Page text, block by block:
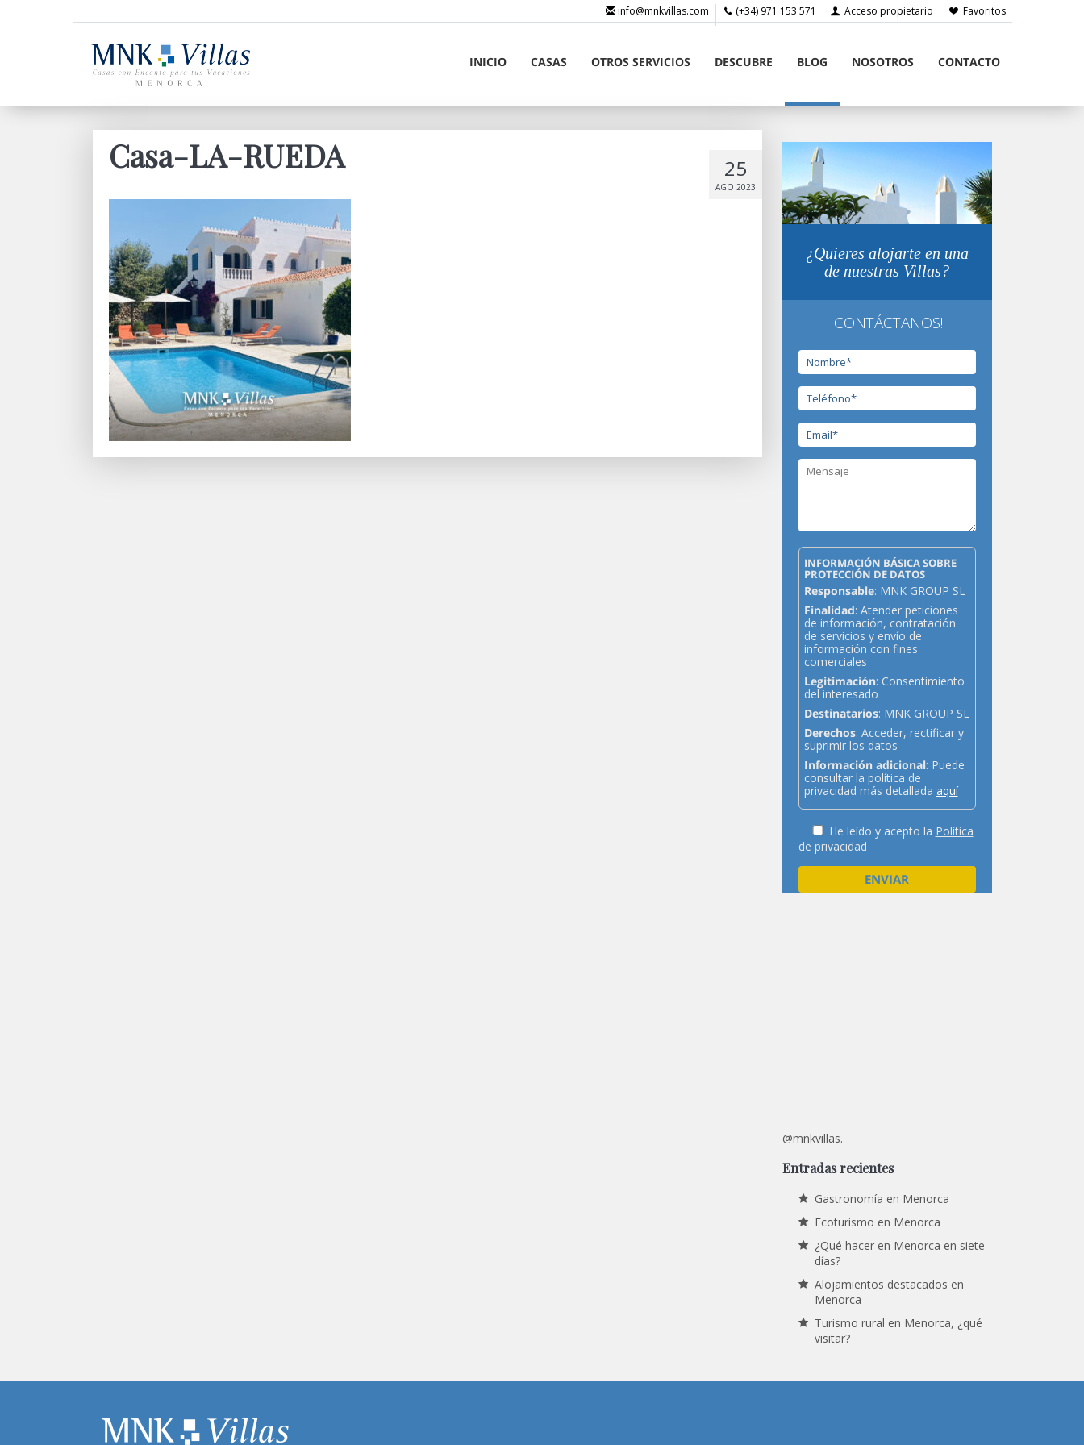
Favoritos
Acceso propietario
(+34) 971 153 571
info@mnkvillas.com
INICIO CASAS OTROS SERVICIOS DESCUBRE BLOG NOSOTROS CONTACTO
25
AGO 2023
Casa-LA-RUEDA
¿Quieres alojarte en una
de nuestras Villas?
¡CONTÁCTANOS!
INFORMACIÓN BÁSICA SOBRE
PROTECCIÓN DE DATOS
Responsable: MNK GROUP SL
Finalidad: Atender peticiones
de información, contratación
de servicios y envío de
información con fines
comerciales
Legitimación: Consentimiento
del interesado
Destinatarios: MNK GROUP SL
Derechos: Acceder, rectificar y
suprimir los datos
Información adicional: Puede
consultar la política de
privacidad más detallada aquí
He leído y acepto la Política
de privacidad
@mnkvillas.
Entradas recientes
Gastronomía en Menorca
Ecoturismo en Menorca
¿Qué hacer en Menorca en siete
días?
Alojamientos destacados en
Menorca
Turismo rural en Menorca, ¿qué
visitar?